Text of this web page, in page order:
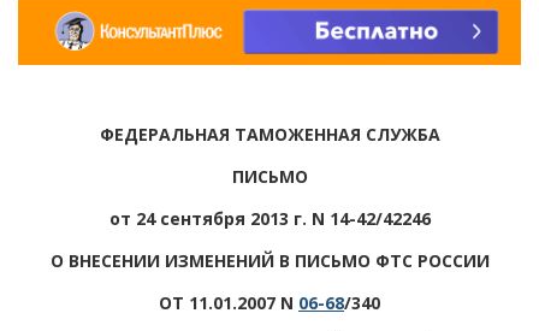
ФЕДЕРАЛЬНАЯ ТАМОЖЕННАЯ СЛУЖБА
ПИСЬМО
от 24 сентября 2013 г. N 14-42/42246
О ВНЕСЕНИИ ИЗМЕНЕНИЙ В ПИСЬМО ФТС РОССИИ
ОТ 11.01.2007 N 06-68/340